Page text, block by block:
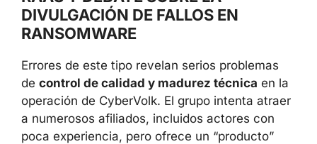
DIVULGACIÓN DE FALLOS EN
RANSOMWARE
Errores de este tipo revelan serios problemas
de control de calidad y madurez técnica en la
operación de CyberVolk. El grupo intenta atraer
a numerosos afiliados, incluidos actores con
poca experiencia, pero ofrece un “producto”